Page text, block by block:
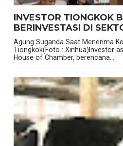
INVESTOR TIONGKOK
BERINVESTASI DI
Agung Suganda Saat Menerima
Tiongkok(Foto : Xinhua)Investor
House of Chamber, berencana...